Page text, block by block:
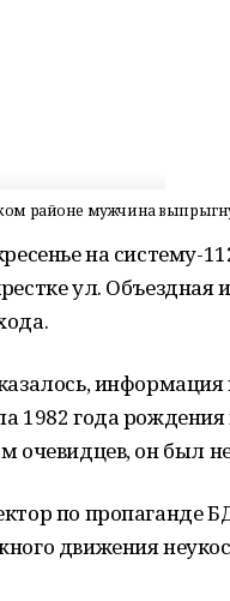
районе мужчина
на систему-
ул.
информация
1982 года
очевидцев, он был
по пропаганде
движения